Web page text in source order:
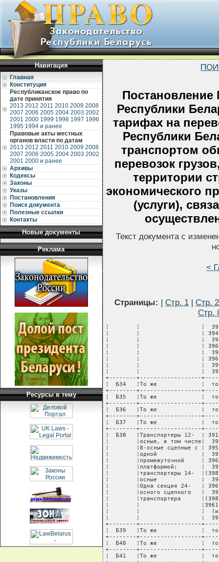
Навигация
Главная
Конституция
Республиканское право по
дате принятия
2013 2012 2011 2010 2009 2008
2007 2006 2005 2004 2003 2002
2001 2000 1999 1998 1997 1996
1995 1994 и ранее
Правовые акты местных
органов власти по датам
2013 2012 2011 2010 2009 2008
2007 2006 2005 2004 2003 2002
2001 2000 и ранее
Архивы
Кодексы
Законы
Указы
Постановления
Поиск документа
Полезные ссылки
Контакты
Новые документы
Реклама
Ресурсы в тему
Постановление
Республики
тарифах на
Республики
транспортом
перевозок
территории
экономического
(услуги),
Текст документа с
<
Страницы: | Стр. 1 | Стр. 2
Стр.
¦        ¦                  ¦  3935;  ¦              ¦             ¦            ¦
¦        ¦                  ¦ 3946 -  ¦              ¦             ¦            ¦
¦        ¦                  ¦  3948;  ¦              ¦             ¦            ¦
¦        ¦                  ¦ 3960 -  ¦              ¦             ¦            ¦
¦        ¦                  ¦  3960;  ¦              ¦             ¦            ¦
¦        ¦                  ¦ 3961 -  ¦              ¦             ¦            ¦
¦        ¦                  ¦  3961;  ¦              ¦             ¦            ¦
¦        ¦                  ¦  3990   ¦              ¦             ¦            ¦
+--------+------------------+---------+--------------+-------------+------------+
¦  Б34   ¦То же             ¦  то же  ¦    то же     ¦   5248404   ¦  71563,81  ¦
+--------+------------------+---------+--------------+-------------+------------+
¦  Б35   ¦То же             ¦  то же  ¦    то же     ¦   5248404   ¦ 111213,47  ¦
+--------+------------------+---------+--------------+-------------+------------+
¦  Б36   ¦То же             ¦  то же  ¦    то же     ¦   5248404   ¦ 149852,09  ¦
+--------+------------------+---------+--------------+-------------+------------+
¦  Б37   ¦То же             ¦  то же  ¦    то же     ¦   5248404   ¦ 310890,71  ¦
+--------+------------------+---------+--------------+-------------+------------+
¦  Б38   ¦Транспортеры 12-  ¦ 3915 -  ¦    то же     ¦   7267148   ¦  27119,23  ¦
¦        ¦осные, в том числе¦  3918;  ¦              ¦             ¦            ¦
¦        ¦8-осные сцепные с ¦ 3951 -  ¦              ¦             ¦            ¦
¦        ¦одной             ¦  3952;  ¦              ¦             ¦            ¦
¦        ¦промежуточной     ¦ 3960 -  ¦              ¦             ¦            ¦
¦        ¦платформой;       ¦  3980;  ¦              ¦             ¦            ¦
¦        ¦транспортеры 14-  ¦(3981) - ¦              ¦             ¦            ¦
¦        ¦осные             ¦  3960;  ¦              ¦             ¦            ¦
¦        ¦Одна секция 24-   ¦ 3961 -  ¦              ¦             ¦            ¦
¦        ¦осного сцепного   ¦  3980;  ¦              ¦             ¦            ¦
¦        ¦транспортера      ¦(3981) - ¦              ¦             ¦            ¦
¦        ¦                  ¦3961 3976¦              ¦             ¦            ¦
¦        ¦                  ¦  (или   ¦              ¦             ¦            ¦
¦        ¦                  ¦  3977)  ¦              ¦             ¦            ¦
+--------+------------------+---------+--------------+-------------+------------+
¦  Б39   ¦То же             ¦  то же  ¦    то же     ¦   7267148   ¦  79523,15  ¦
+--------+------------------+---------+--------------+-------------+------------+
¦  Б40   ¦То же             ¦  то же  ¦    то же     ¦   7267148   ¦ 118222,90  ¦
+--------+------------------+---------+--------------+-------------+------------+
¦  Б41   ¦То же             ¦  то же  ¦    то же     ¦   7267148   ¦ 157572,72  ¦
+--------+------------------+---------+--------------+-------------+------------+
¦  Б42   ¦То же             ¦  то же  ¦    то же     ¦   7267148   ¦ 318194,20  ¦
+--------+------------------+---------+--------------+-------------+------------+
¦  Б43   ¦Транспортеры 16-  ¦ 3922 -  ¦    то же     ¦  10809036   ¦  45175,59  ¦
¦        ¦осные, в том числе¦  3929;  ¦              ¦             ¦            ¦
¦        ¦8-осные сцепные с ¦  3991;  ¦              ¦             ¦            ¦
¦        ¦двумя             ¦  3992;  ¦              ¦             ¦            ¦
¦        ¦промежуточными    ¦ 3960 -  ¦              ¦             ¦            ¦
¦        ¦платформами       ¦  3981;  ¦              ¦             ¦            ¦
¦        ¦16-осные сцепные с¦ 3981 -  ¦              ¦             ¦            ¦
¦        ¦одной             ¦  3960;  ¦              ¦             ¦            ¦
¦        ¦промежуточной     ¦ 3961 -  ¦              ¦             ¦